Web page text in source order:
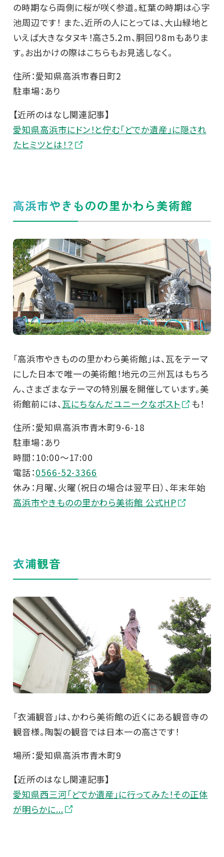
の時期なら両側に桜が咲く参道。紅葉の時期は心字
池周辺です！ また、近所の人にとっては、大山緑地と
いえば大きなタヌキ！高さ5.2m、胴回り8mもありま
す。お出かけの際はこちらもお見逃しなく。
住所：愛知県高浜市春日町2
駐車場：あり
【近所のはなし関連記事】
愛知県高浜市にドン！と佇む「どでか遺産」に隠され
たヒミツとは！？
高浜市やきものの里かわら美術館
「高浜市やきものの里かわら美術館」は、瓦をテーマ
にした日本で唯一の美術館！地元の三州瓦はもちろ
ん、さまざまなテーマの特別展を開催しています。美
術館前には、 瓦にちなんだユニークなポスト
も！
住所：愛知県高浜市青木町9-6-18
駐車場：あり
時間：10:00～17:00
電話：0566-52-3366
休み：月曜、火曜（祝日の場合は翌平日）、年末年始
高浜市やきものの里かわら美術館 公式HP
衣浦観音
「衣浦観音」は、かわら美術館の近くにある観音寺の
観音様。陶製の観音では日本一の高さです！
場所：愛知県高浜市青木町9
【近所のはなし関連記事】
愛知県西三河「どでか遺産」に行ってみた！その正体
が明らかに...